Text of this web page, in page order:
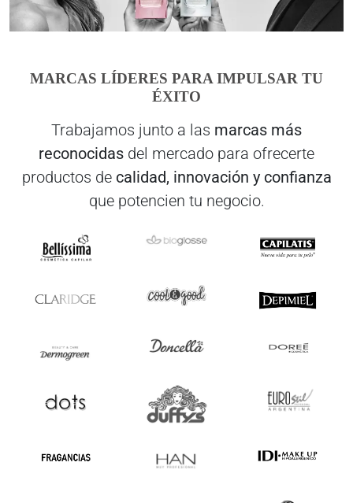
MARCAS LÍDERES PARA IMPULSAR TU
ÉXITO
Trabajamos junto a las marcas más
reconocidas del mercado para ofrecerte
productos de calidad, innovación y confianza
que potencien tu negocio.